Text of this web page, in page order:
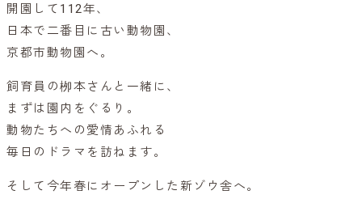
開園して112年、
日本で二番目に古い動物園、
京都市動物園へ。
飼育員の栁本さんと一緒に、
まずは園内をぐるり。
動物たちへの愛情あふれる
毎日のドラマを訪ねます。
そして今年春にオープンした新ゾウ舎へ。